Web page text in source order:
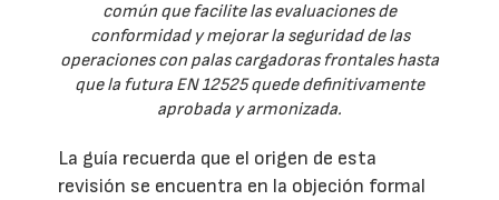
común que facilite las evaluaciones de
conformidad y mejorar la seguridad de las
operaciones con palas cargadoras frontales hasta
que la futura EN 12525 quede definitivamente
aprobada y armonizada.
La guía recuerda que el origen de esta
revisión se encuentra en la objeción formal